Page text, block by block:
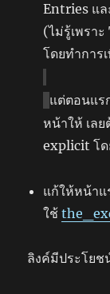
Entries แ
(ไม่รู้เพรา
โดยทำการ
แต่ตอนแร
หน้าให้ เล
explicit โด
แก้ให้หน้าแ
ใช้
ลิงค์มีประโยช